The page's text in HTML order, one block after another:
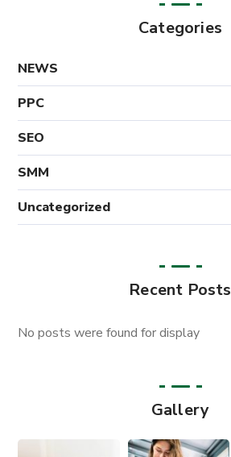
Categories
NEWS
PPC
SEO
SMM
Uncategorized
Recent Posts
No posts were found for display
Gallery